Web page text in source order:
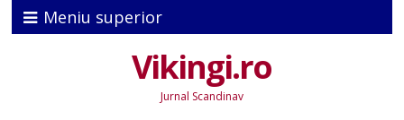
Meniu superior
Vikingi.ro
Jurnal Scandinav